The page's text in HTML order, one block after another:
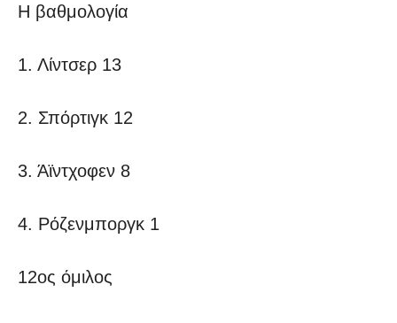
Η βαθμολογία
1. Λίντσερ 13
2. Σπόρτιγκ 12
3. Άϊντχοφεν 8
4. Ρόζενμποργκ 1
12ος όμιλος